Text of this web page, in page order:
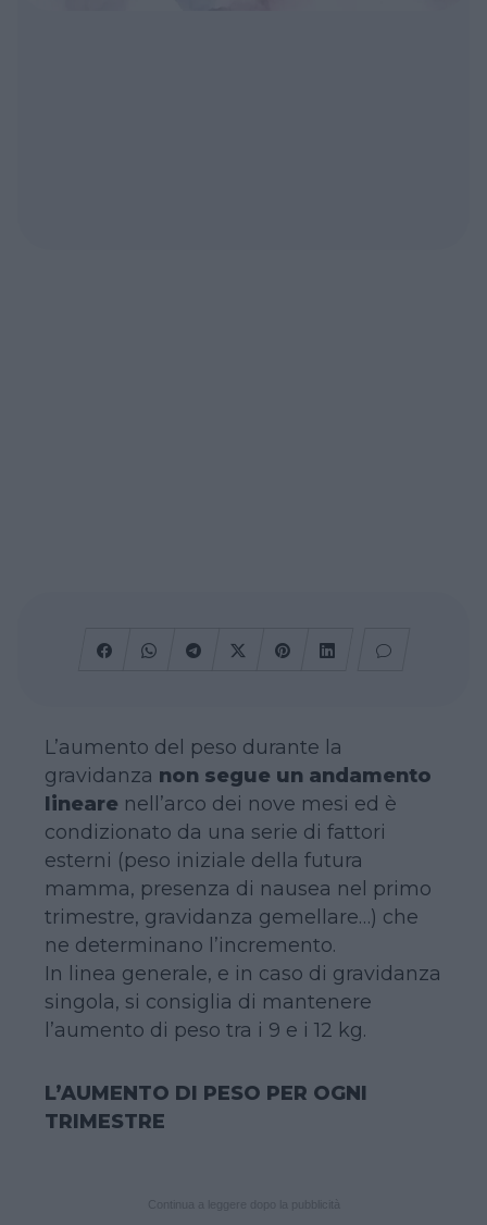
L’aumento del peso durante la
gravidanza non segue un andamento
lineare nell’arco dei nove mesi ed è
condizionato da una serie di fattori
esterni (peso iniziale della futura
mamma, presenza di nausea nel primo
trimestre, gravidanza gemellare…) che
ne determinano l’incremento.
In linea generale, e in caso di gravidanza
singola, si consiglia di mantenere
l’aumento di peso tra i 9 e i 12 kg.
L’AUMENTO DI PESO PER OGNI
TRIMESTRE